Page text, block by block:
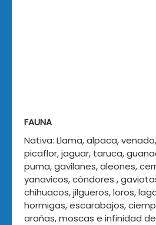
FAUNA
Nativa: Llama, alpaca,
picaflor, jaguar, taruca,
puma, gavilanes, aleones,
yanavicos, cóndores ,
chihuacos, jilgueros, loros,
hormigas, escarabajos,
arañas, moscas e infinidad